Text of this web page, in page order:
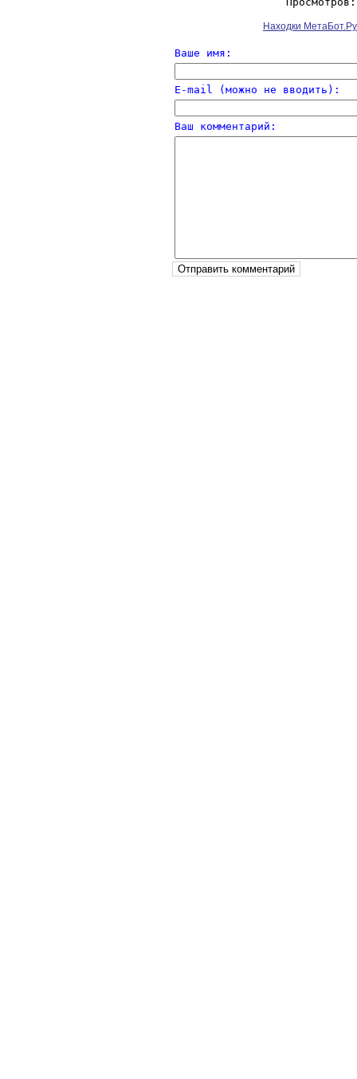
Находки МетаБот.Ру
Ваше имя:
E-mail (можно не вводить):
Ваш комментарий: